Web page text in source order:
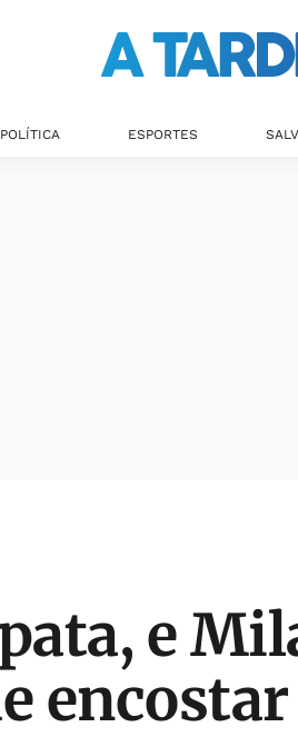
POLÍTICA ESPORTES
e